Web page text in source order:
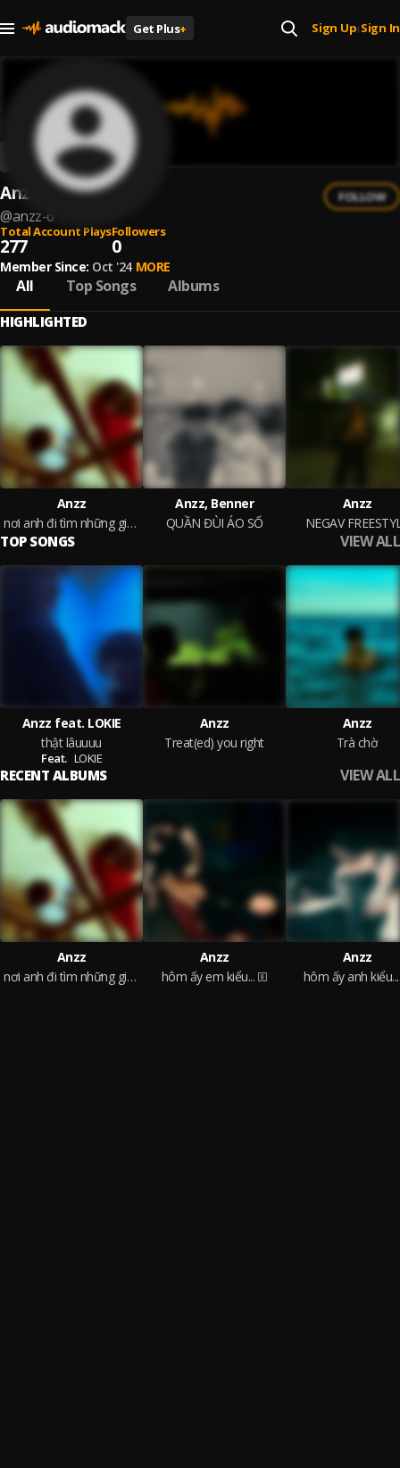
Get Plus+ Sign Up| Sign In
Anzz
@anzz-6
FOLLOW
Total Account Plays
277
Followers
0
Member Since: Oct '24 MORE
All Top Songs Albums
HIGHLIGHTED
Anzz
nơi anh đi tìm những giấc mộng dang dở
Anzz, Benner
QUẦN ĐÙI ÁO SỐ
Anzz
NEGAV
TOP SONGS VIEW ALL
Anzz feat. LOKIE
thật lâuuuu
Feat. LOKIE
Anzz
Treat(ed) you right
Anzz
Trà chờ
RECENT ALBUMS VIEW ALL
Anzz
nơi anh đi tìm những giấc mộng dang dở
Anzz
hôm ấy em kiểu...
Anzz
hôm ấy anh kiểu...